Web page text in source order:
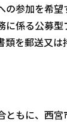
の参加を希
に係る公募型
類を郵送又
ともに、西